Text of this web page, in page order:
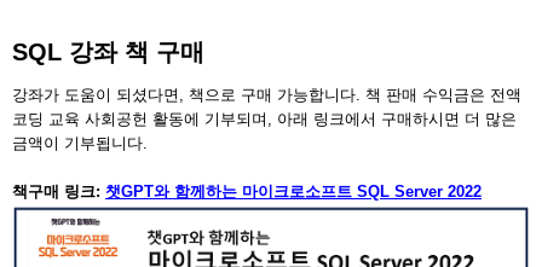
SQL 강좌 책 구매
강좌가 도움이 되셨다면, 책으로 구매 가능합니다. 책 판매 수익금은 전액
코딩 교육 사회공헌 활동에 기부되며, 아래 링크에서 구매하시면 더 많은
금액이 기부됩니다.
책구매 링크: 챗GPT와 함께하는 마이크로소프트 SQL Server 2022